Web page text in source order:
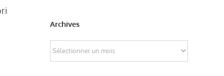
Archives
Archives